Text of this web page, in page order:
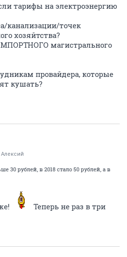
тарифы на электроэнергию
канализации/точек
хозяйтства?
магистрального
провайдера, которые
кушать?
Алексий
30 рублей, в 2018 стало 50 рублей, а в
Теперь не раз в три